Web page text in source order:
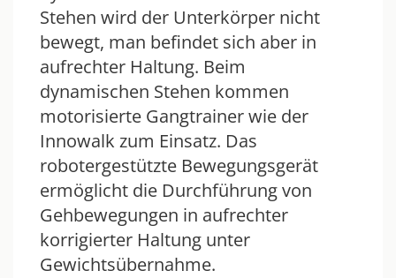
Stehen wird der Unterkörper nicht
bewegt, man befindet sich aber in
aufrechter Haltung. Beim
dynamischen Stehen kommen
motorisierte Gangtrainer wie der
Innowalk zum Einsatz. Das
robotergestützte Bewegungsgerät
ermöglicht die Durchführung von
Gehbewegungen in aufrechter
korrigierter Haltung unter
Gewichtsübernahme.